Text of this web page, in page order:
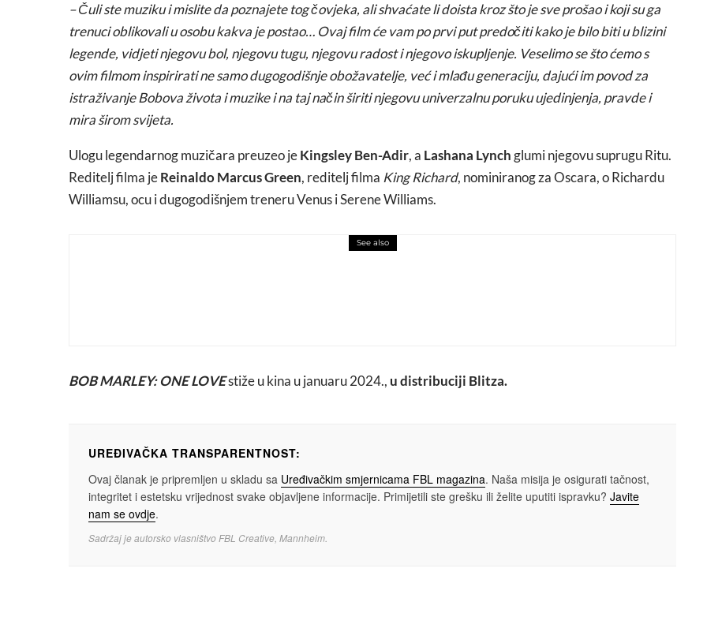
– Čuli ste muziku i mislite da poznajete tog čovjeka, ali shvaćate li doista kroz što je sve prošao i koji su ga
trenuci oblikovali u osobu kakva je postao… Ovaj film će vam po prvi put predočiti kako je bilo biti u blizini
legende, vidjeti njegovu bol, njegovu tugu, njegovu radost i njegovo iskupljenje. Veselimo se što ćemo s
ovim filmom inspirirati ne samo dugogodišnje obožavatelje, već i mlađu generaciju, dajući im povod za
istraživanje Bobova života i muzike i na taj način širiti njegovu univerzalnu poruku ujedinjenja, pravde i
mira širom svijeta.
Ulogu legendarnog muzičara preuzeo jeKingsley Ben-Adir, a Lashana Lynchglumi njegovu suprugu Ritu.
Reditelj filma jeReinaldo Marcus Green, reditelj filma King Richard, nominiranog za Oscara, o Richardu
Williamsu, ocu i dugogodišnjem treneru Venus i Serene Williams.
See also
BOB MARLEY: ONE LOVEstiže u kina u januaru 2024., u distribuciji Blitza.
UREĐIVAČKA TRANSPARENTNOST:
Ovaj članak je pripremljen u skladu sa Uređivačkim smjernicama FBL magazina. Naša misija je osigurati tačnost,
integritet i estetsku vrijednost svake objavljene informacije. Primijetili ste grešku ili želite uputiti ispravku? Javite
nam se ovdje.
Sadržaj je autorsko vlasništvo FBL Creative, Mannheim.